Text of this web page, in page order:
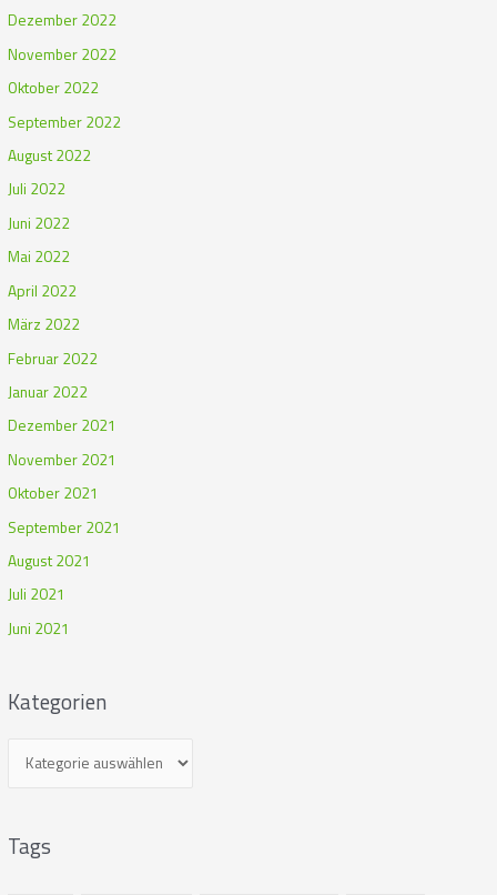
Dezember 2022
November 2022
Oktober 2022
September 2022
August 2022
Juli 2022
Juni 2022
Mai 2022
April 2022
März 2022
Februar 2022
Januar 2022
Dezember 2021
November 2021
Oktober 2021
September 2021
August 2021
Juli 2021
Juni 2021
Kategorien
Tags